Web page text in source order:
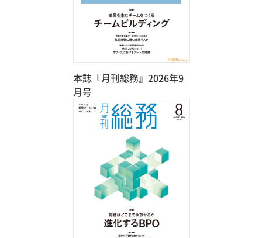
本誌『月刊総務』2026年9
月号